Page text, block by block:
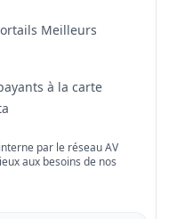
Meilleurs
à la carte
par le réseau AV
aux besoins de nos